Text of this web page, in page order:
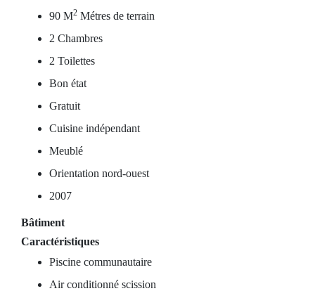
90 M2 Métres de terrain
2 Chambres
2 Toilettes
Bon état
Gratuit
Cuisine indépendant
Meublé
Orientation nord-ouest
2007
Bâtiment
Caractéristiques
Piscine communautaire
Air conditionné scission